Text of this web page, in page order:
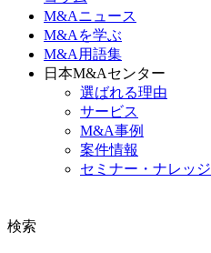
M&Aニュース
M&Aを学ぶ
M&A用語集
日本M&Aセンター
選ばれる理由
サービス
M&A事例
案件情報
セミナー・ナレッジ
検索